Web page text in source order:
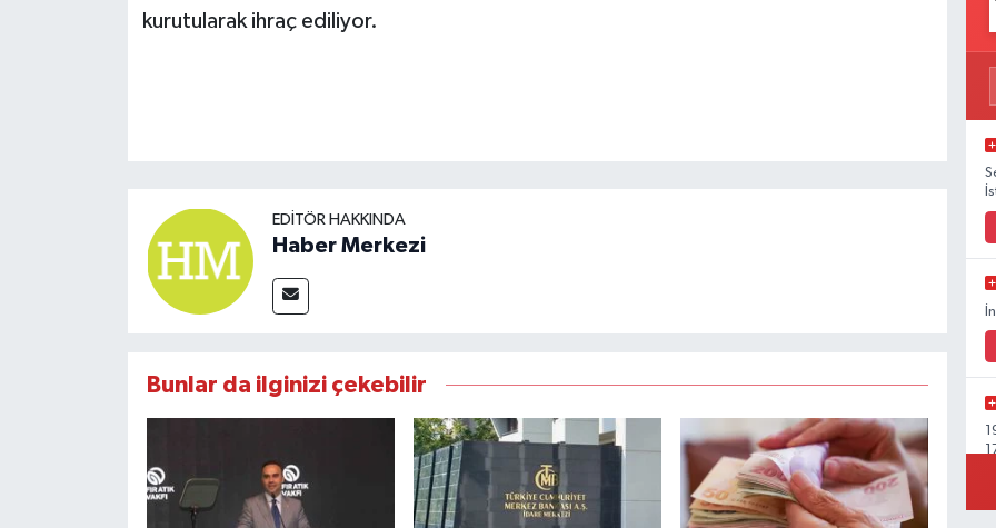
kurutularak ihraç ediliyor.
EDITÖR HAKKINDA
Haber Merkezi
Bunlar da ilginizi çekebilir